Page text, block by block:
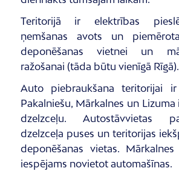
Teritorijā ir elektrības
ņemšanas avots un
deponēšanas vietnei un
ražošanai (tāda būtu vienīgā Rīgā).
Auto piebraukšana teritorijai
Pakalniešu, Mārkalnes un Lizuma
dzelzceļu. Autostāvvietas
dzelzceļa puses un teritorijas
deponēšanas vietas.
iespējams novietot automašīnas.